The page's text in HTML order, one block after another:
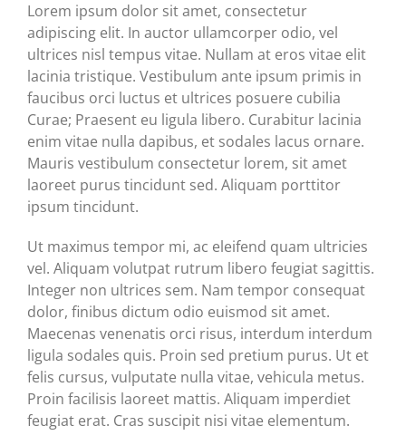
Lorem ipsum dolor sit amet, consectetur
adipiscing elit. In auctor ullamcorper odio, vel
ultrices nisl tempus vitae. Nullam at eros vitae elit
lacinia tristique. Vestibulum ante ipsum primis in
faucibus orci luctus et ultrices posuere cubilia
Curae; Praesent eu ligula libero. Curabitur lacinia
enim vitae nulla dapibus, et sodales lacus ornare.
Mauris vestibulum consectetur lorem, sit amet
laoreet purus tincidunt sed. Aliquam porttitor
ipsum tincidunt.
Ut maximus tempor mi, ac eleifend quam ultricies
vel. Aliquam volutpat rutrum libero feugiat sagittis.
Integer non ultrices sem. Nam tempor consequat
dolor, finibus dictum odio euismod sit amet.
Maecenas venenatis orci risus, interdum interdum
ligula sodales quis. Proin sed pretium purus. Ut et
felis cursus, vulputate nulla vitae, vehicula metus.
Proin facilisis laoreet mattis. Aliquam imperdiet
feugiat erat. Cras suscipit nisi vitae elementum.